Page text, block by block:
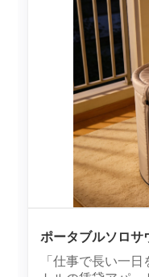
ラフェン、PTC
とヒート ポンプ
ーを統合し、超高
ポータブルソロサ
経済」を促進す
登場
「仕事で長い一